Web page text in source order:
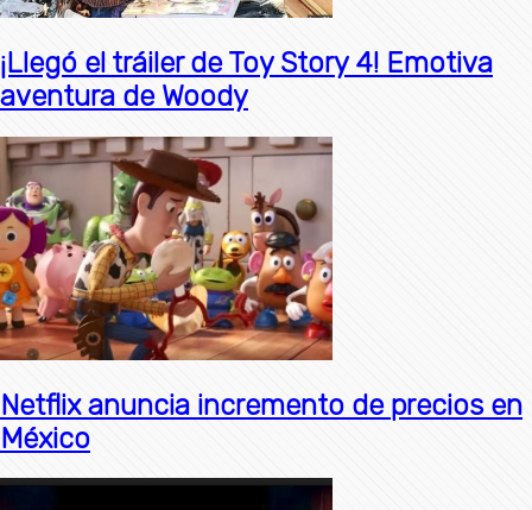
¡Llegó el tráiler de Toy Story 4! Emotiva
aventura de Woody
Netflix anuncia incremento de precios en
México